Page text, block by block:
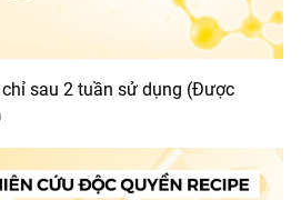
sau 2 tuần sử dụng (Được